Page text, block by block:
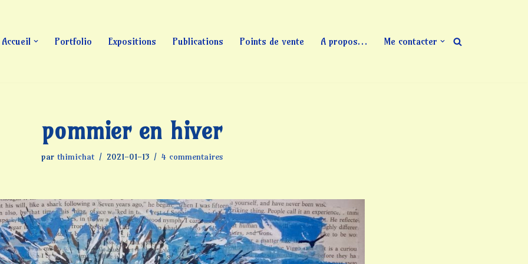
Accueil Portfolio Expositions Publications Points de vente A propos… Me contacter
pommier en hiver
par thimichat 2021-01-13 4 commentaires